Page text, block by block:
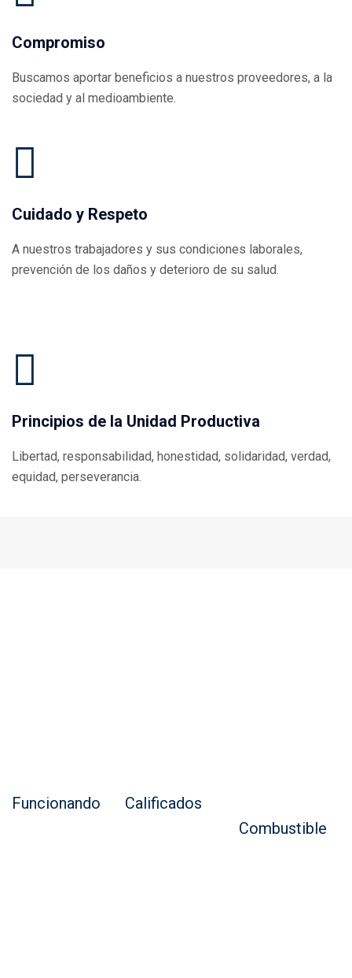
Compromiso
Buscamos aportar beneficios a nuestros proveedores, a la
sociedad y al medioambiente.
Cuidado y Respeto
A nuestros trabajadores y sus condiciones laborales,
prevención de los daños y deterioro de su salud.
Principios de la Unidad Productiva
Libertad, responsabilidad, honestidad, solidaridad, verdad,
equidad, perseverancia.
Funcionando
Calificados
Combustible